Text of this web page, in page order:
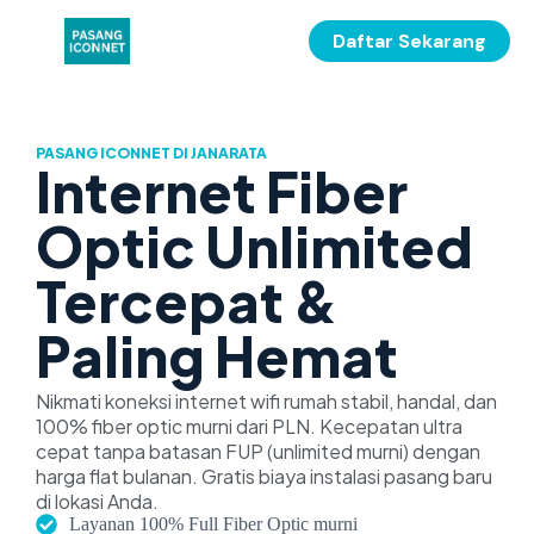
Daftar Sekarang
PASANG ICONNET DI JANARATA
Internet Fiber
Optic Unlimited
Tercepat &
Paling Hemat
Nikmati koneksi internet wifi rumah stabil, handal, dan
100% fiber optic murni dari PLN. Kecepatan ultra
cepat tanpa batasan FUP (unlimited murni) dengan
harga flat bulanan. Gratis biaya instalasi pasang baru
di lokasi Anda.
Layanan 100% Full Fiber Optic murni